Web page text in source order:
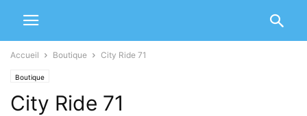
Accueil Boutique City Ride 71
Boutique
City Ride 71